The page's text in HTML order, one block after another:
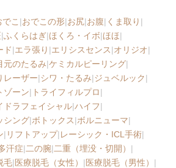
でこ |おでこの形|お尻|お腹| くま取り |
|ふくらはぎ|ほくろ・イボ|ほほ|
ド|エラ張り |エリシスセンス|オリジオ|
元のたるみ|ケミカルピーリング|
レーザー|シワ・たるみ|ジュベルック|
ゾーン| トライフィルプロ|
ドラフェイシャル|ハイフ|
シング|ボトックス|ボルニューマ|
| リフトアップ|レーシック・ICL手術|
汗症|二の腕|二重（埋没・切開） |
毛|医療脱毛（女性） |医療脱毛（男性） |